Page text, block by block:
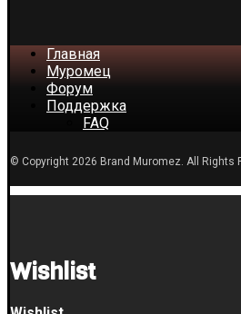
Главная
Муромец
Форум
Поддержка
FAQ
© Copyright 2026 Brand Muromez. All Rights
Wishlist